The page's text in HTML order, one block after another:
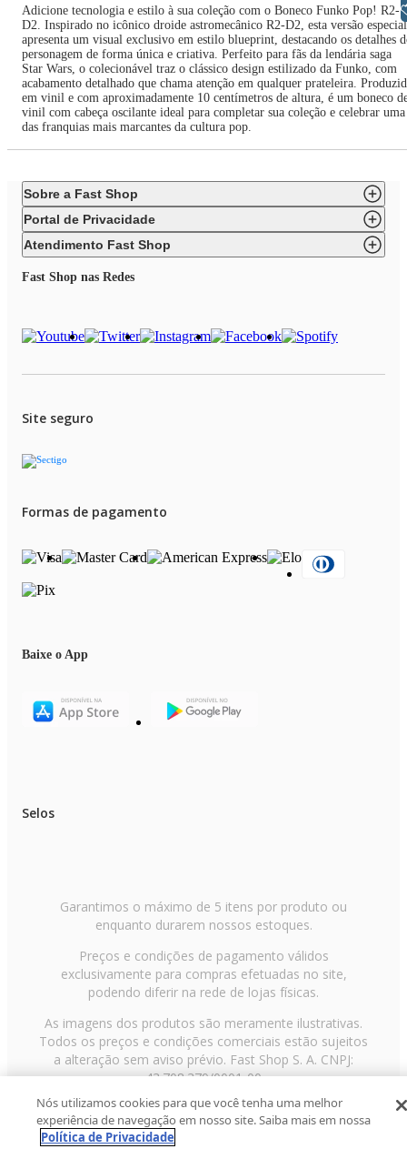
Adicione tecnologia e estilo à sua coleção com o Boneco Funko Pop! R2-
D2. Inspirado no icônico droide astromecânico R2-D2, esta versão especial
apresenta um visual exclusivo em estilo blueprint, destacando os detalhes
personagem de forma única e criativa. Perfeito para fãs da lendária saga
Star Wars, o colecionável traz o clássico design estilizado da Funko, com
acabamento detalhado que chama atenção em qualquer prateleira.
em vinil e com aproximadamente 10 centímetros de altura, é um boneco
vinil com cabeça oscilante ideal para completar sua coleção e celebrar uma
das franquias mais marcantes da cultura pop.
Sobre a Fast Shop
Portal de Privacidade
Atendimento Fast Shop
Fast Shop nas Redes
Site seguro
Formas de pagamento
Baixe o App
Selos
Garantimos o máximo de 5 itens por produto ou
enquanto durarem nossos estoques.
Preços e condições de pagamento válidos
exclusivamente para compras efetuadas no site,
podendo diferir na rede de lojas físicas.
As imagens dos produtos são meramente ilustrativas.
Todos os preços e condições comerciais estão sujeitos
a alteração sem aviso prévio. Fast Shop S. A. CNPJ:
43.708.379/0001-00
Avenida Zaki Narchi, nº 1650, sobreloja, Carandiru, São
Paulo/SP, CEP 02029-001, Telefone: 11 3003-3728 ©
2013 Fast Shop - Todos os direitos reservados
Nós utilizamos cookies para que você tenha uma melhor
experiência de navegação em nosso site. Saiba mais em nossa
Política de Privacidade
Libras